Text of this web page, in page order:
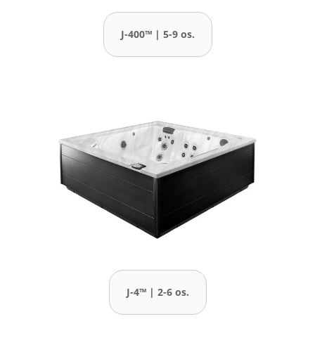
J-400™ | 5-9 os.
J-4™ | 2-6 os.